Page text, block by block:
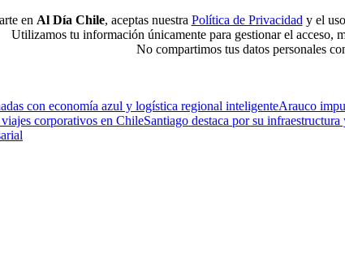
en Al Día Chile, aceptas nuestra Política de Privacidad y el
Utilizamos tu información únicamente para gestionar el acceso,
No compartimos tus datos personales
con economía azul y logística regional inteligenteArauco
corporativos en ChileSantiago destaca por su